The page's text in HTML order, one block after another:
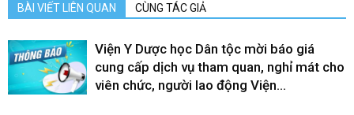
BÀI VIẾT LIÊN QUAN CÙNG TÁC GIẢ
Viện Y Dược học Dân tộc mời báo giá
cung cấp dịch vụ tham quan, nghỉ mát cho
viên chức, người lao động Viện...